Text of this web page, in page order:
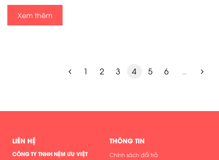
Xem thêm
1 2 3 4 5 6 ...
LIÊN HỆ
CÔNG TY TNHH NỆM ƯU VIỆT
THÔNG TIN
Chính sách đổi trả